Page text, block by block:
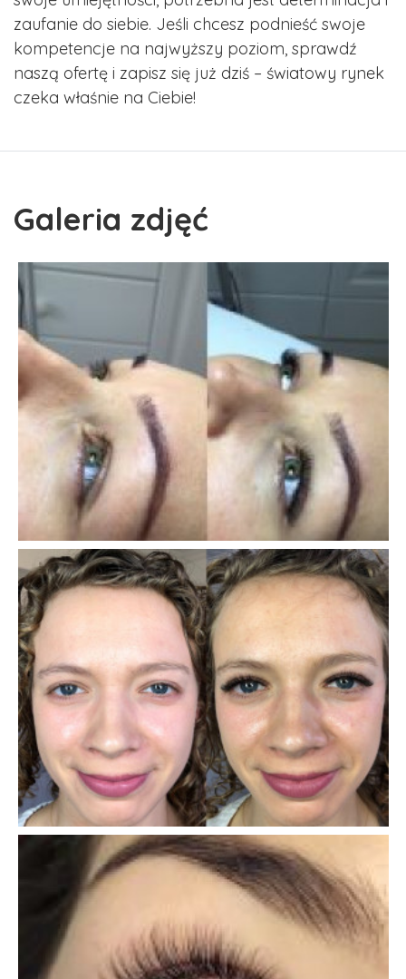
zaufanie do siebie. Jeśli chcesz podnieść swoje
kompetencje na najwyższy poziom, sprawdź
naszą ofertę i zapisz się już dziś – światowy rynek
czeka właśnie na Ciebie!
Galeria zdjęć